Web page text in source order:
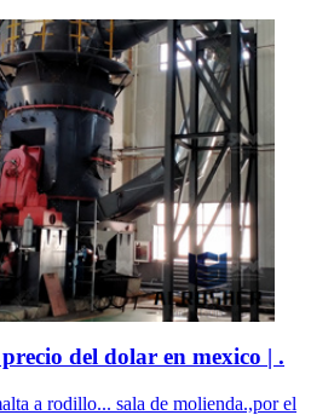
del dolar en mexico | .
a rodillo... sala de molienda.,por el